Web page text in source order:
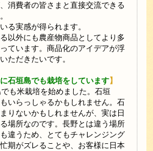
消費者の皆さまと直接交流できる
る実感が得られます。
以外にも農産物商品としてより多
ています。商品化のアイデアが浮
ただきたいです。
石垣島でも栽培をしています】
も米栽培を始めました。石垣
いらっしゃるかもしれません。石
りないかもしれませんが、実は日
場所なのです。長野とは違う場所
違うため、とてもチャレンジング
期がズレることや、お客様に日本